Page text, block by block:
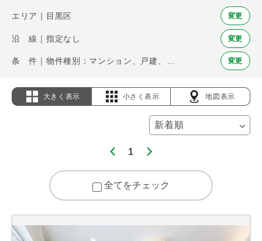
エリア｜目黒区 変更
沿 線｜指定なし 変更
変更
大きく表示 小さく表示 地図表示
1
全てをチェック